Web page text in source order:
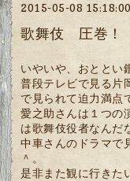
2015-05-08 15:18:00
歌舞伎 圧巻！
いやいや、おととい
普段テレビで見る片
で見られて迫力満点
愛之助さんは１つの
は歌舞伎役者なんだ
中車さんのドラマで
＾。
是非また観に行きた